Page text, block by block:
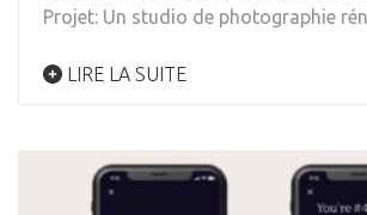
Projet: Un studio de photographie
LIRE LA SUITE